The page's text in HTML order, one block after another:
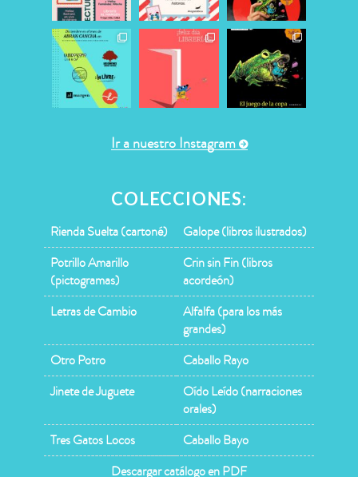
Ir a nuestro Instagram
COLECCIONES:
Rienda Suelta (cartoné)
Galope (libros ilustrados)
Potrillo Amarillo
(pictogramas)
Crin sin Fin (libros
acordeón)
Letras de Cambio
Alfalfa (para los más
grandes)
Otro Potro
Caballo Rayo
Jinete de Juguete
Oído Leído (narraciones
orales)
Tres Gatos Locos
Caballo Bayo
Descargar catálogo en PDF